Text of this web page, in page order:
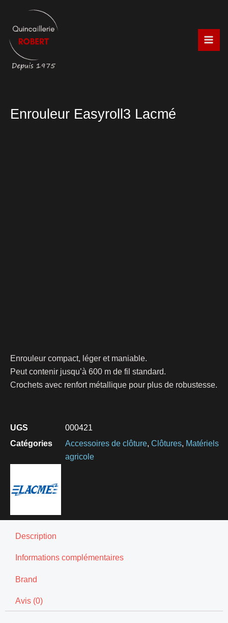
contenu
Enrouleur Easyroll3 Lacmé
Enrouleur compact, léger et maniable.
Peut contenir jusqu’à 600 m de fil standard.
Crochets avec renfort métallique pour plus de robustesse.
UGS
000421
Catégories
Accessoires de clôture Clôtures Matériels
agricole
Description
Informations complémentaires
Brand
Avis (0)